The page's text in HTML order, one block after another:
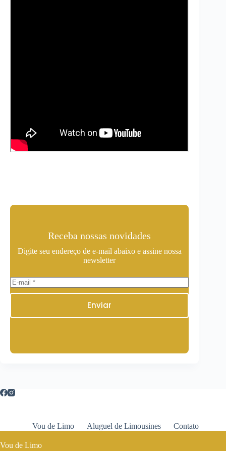
Receba nossas novidades
Digite seu endereço de e-mail abaixo e assine nossa
newsletter
Enviar
Vou de Limo Aluguel de Limousines Contato
Vou de Limo